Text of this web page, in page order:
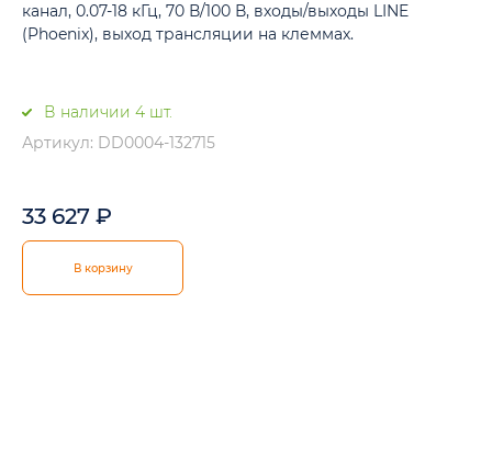
канал, 0.07-18 кГц, 70 В/100 В, входы/выходы LINE
(Phoenix), выход трансляции на клеммах.
В наличии 4 шт.
Артикул: DD0004-132715
33 627 ₽
В корзину